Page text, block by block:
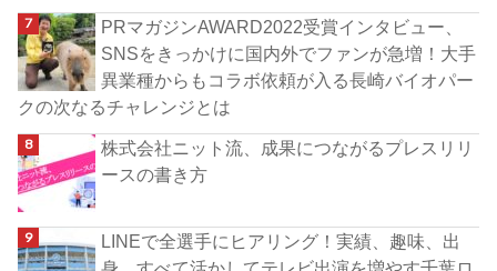
PRマガジンAWARD2022受賞インタビュー、
SNSをきっかけに国内外でファンが急増！大手
異業種からもコラボ依頼が入る長崎バイオパー
クの次なるチャレンジとは
株式会社ニット流、成果につながるプレスリリ
ースの書き方
LINEで全選手にヒアリング！実績、趣味、出